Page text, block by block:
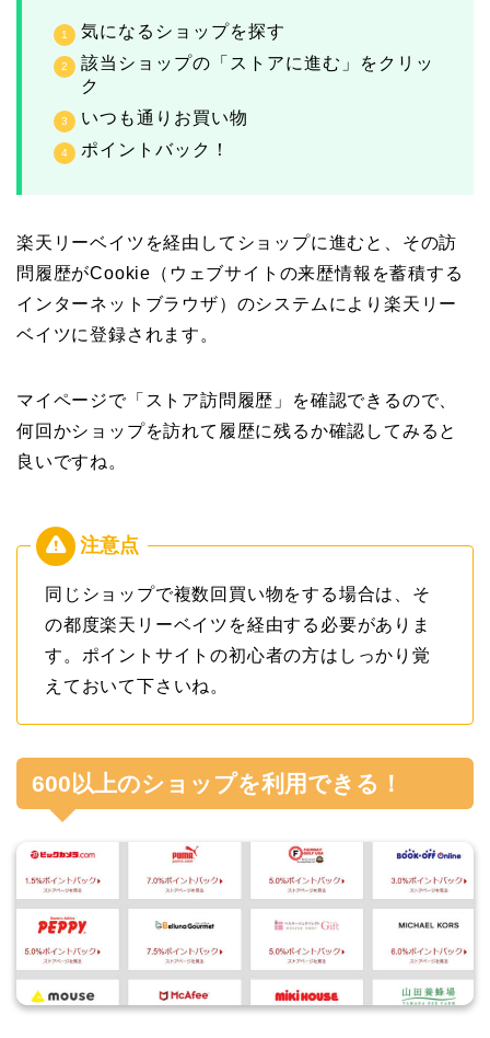
気になるショップを探す
該当ショップの「ストアに進む」をクリッ
ク
いつも通りお買い物
ポイントバック！
楽天リーベイツを経由してショップに進むと、その訪
問履歴がCookie（ウェブサイトの来歴情報を蓄積する
インターネットブラウザ）のシステムにより楽天リー
ベイツに登録されます。
マイページで「ストア訪問履歴」を確認できるので、
何回かショップを訪れて履歴に残るか確認してみると
良いですね。
同じショップで複数回買い物をする場合は、そ
の都度楽天リーベイツを経由する必要がありま
す。ポイントサイトの初心者の方はしっかり覚
えておいて下さいね。
600以上のショップを利用できる！